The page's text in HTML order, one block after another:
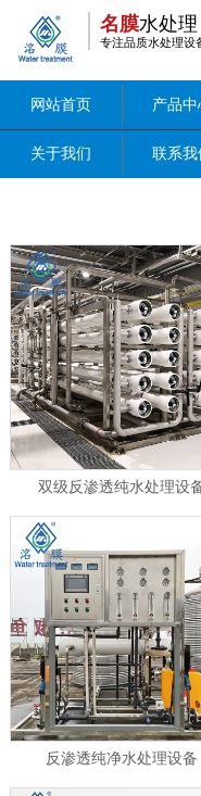
名膜水处理
专注品质水处理设
网站首页 产品中
关于我们 联系我
双级反渗透纯水处理设
反渗透纯净水处理设备